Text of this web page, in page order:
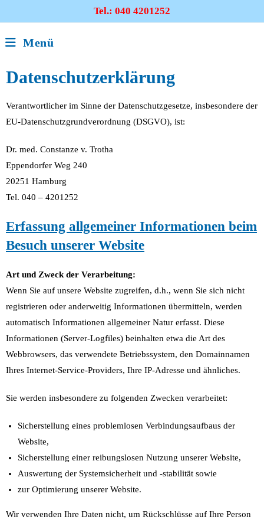
Tel.: 040 4201252
Menü
Datenschutzerklärung
Verantwortlicher im Sinne der Datenschutzgesetze, insbesondere der
EU-Datenschutzgrundverordnung (DSGVO), ist:
Dr. med. Constanze v. Trotha
Eppendorfer Weg 240
20251 Hamburg
Tel. 040 – 4201252
Erfassung allgemeiner Informationen beim
Besuch unserer Website
Art und Zweck der Verarbeitung:
Wenn Sie auf unsere Website zugreifen, d.h., wenn Sie sich nicht
registrieren oder anderweitig Informationen übermitteln, werden
automatisch Informationen allgemeiner Natur erfasst. Diese
Informationen (Server-Logfiles) beinhalten etwa die Art des
Webbrowsers, das verwendete Betriebssystem, den Domainnamen
Ihres Internet-Service-Providers, Ihre IP-Adresse und ähnliches.
Sie werden insbesondere zu folgenden Zwecken verarbeitet:
Sicherstellung eines problemlosen Verbindungsaufbaus der
Website,
Sicherstellung einer reibungslosen Nutzung unserer Website,
Auswertung der Systemsicherheit und -stabilität sowie
zur Optimierung unserer Website.
Wir verwenden Ihre Daten nicht, um Rückschlüsse auf Ihre Person